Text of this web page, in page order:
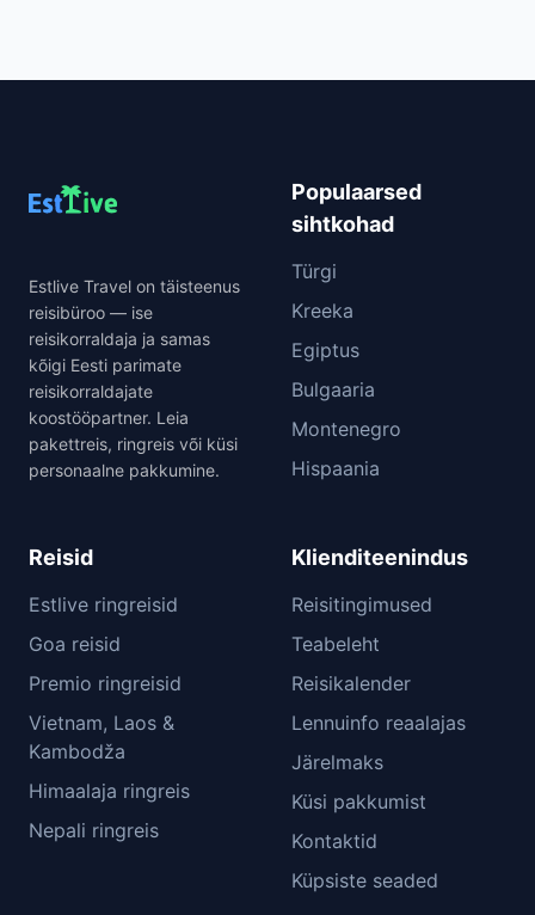
Estlive Travel on täisteenus
reisibüroo — ise
reisikorraldaja ja samas
kõigi Eesti parimate
reisikorraldajate
koostööpartner. Leia
pakettreis, ringreis või küsi
personaalne pakkumine.
Populaarsed
sihtkohad
Türgi
Kreeka
Egiptus
Bulgaaria
Montenegro
Hispaania
Reisid
Estlive ringreisid
Goa reisid
Premio ringreisid
Vietnam, Laos &
Kambodža
Himaalaja ringreis
Nepali ringreis
Klienditeenindus
Reisitingimused
Teabeleht
Reisikalender
Lennuinfo reaalajas
Järelmaks
Küsi pakkumist
Kontaktid
Küpsiste seaded